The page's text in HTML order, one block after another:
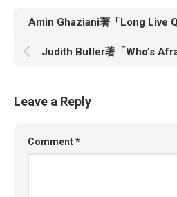
Judith Butler著「Who’s
Leave a Reply
Comment*